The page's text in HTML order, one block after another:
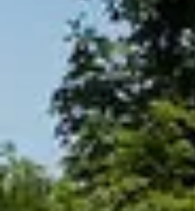
Cantine da visitare e
Cantine da visitare e
Cantine da visitare e
Cantine da visitare e
Cantine da visitare e
Cantine da visitare e
Cantine da visitare e
Cantine da visitare e